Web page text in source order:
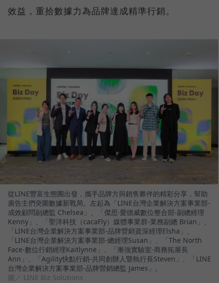
效益，重拾數據力為品牌達成精準行銷。
從LINE豐富生態圈出發，攜手品牌方與銷售夥伴的精彩分享，幫助
廣告主們突圍數據新戰局。左起為「LINE台灣企業解決方案事業部-
成效顧問副總監 Chelsea」、「傑思‧愛德威數位整合部-副總經理
Kenny」、「聖洋科技（cacaFly）媒體事業群-業務副總 Brian」、
「LINE台灣企業解決方案事業部-品牌營銷資深經理Elsha」、
「LINE台灣企業解決方案事業部-總經理Susan」、「The North
Face-數位行銷經理Kaitlynne」、「漸強實驗室-商務拓展長
Ann」、「Agility快點行銷-共同創辦人暨執行長Steven」、「LINE
台灣企業解決方案事業部-品牌營銷總監 James」。
圖／ LINE Biz-Solutions